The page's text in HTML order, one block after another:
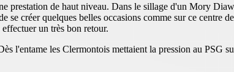
prestation de haut niveau. Dans le sillage d'un Mory
créer quelques belles occasions comme sur ce centre
un très bon retour.
l'entame les Clermontois mettaient la pression au PSG